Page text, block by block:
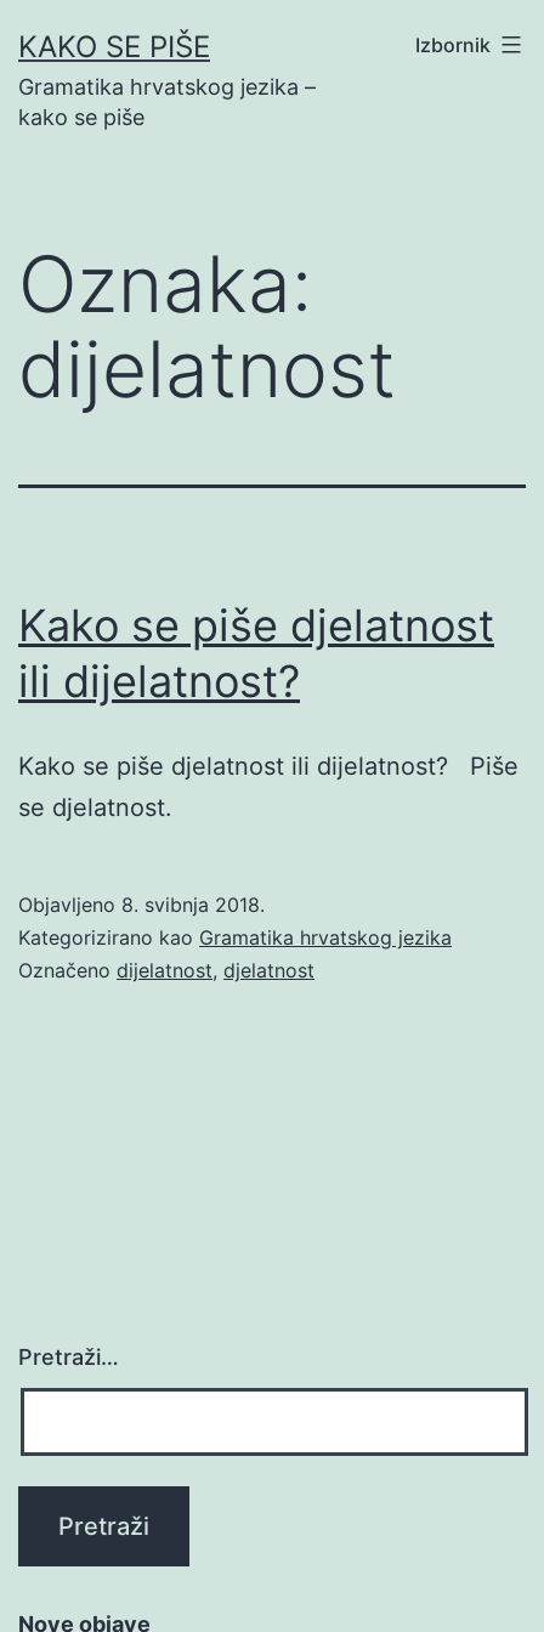
na
sadržaj
KAKO SE PIŠE
Gramatika hrvatskog jezika –
kako se piše
Izbornik
Oznaka:
dijelatnost
Kako se piše djelatnost
ili dijelatnost?
Kako se piše djelatnost ili dijelatnost? Piše
se djelatnost.
Objavljeno 8. svibnja 2018.
Kategorizirano kao Gramatika hrvatskog jezika
Označeno dijelatnost, djelatnost
Pretraži…
Nove objave